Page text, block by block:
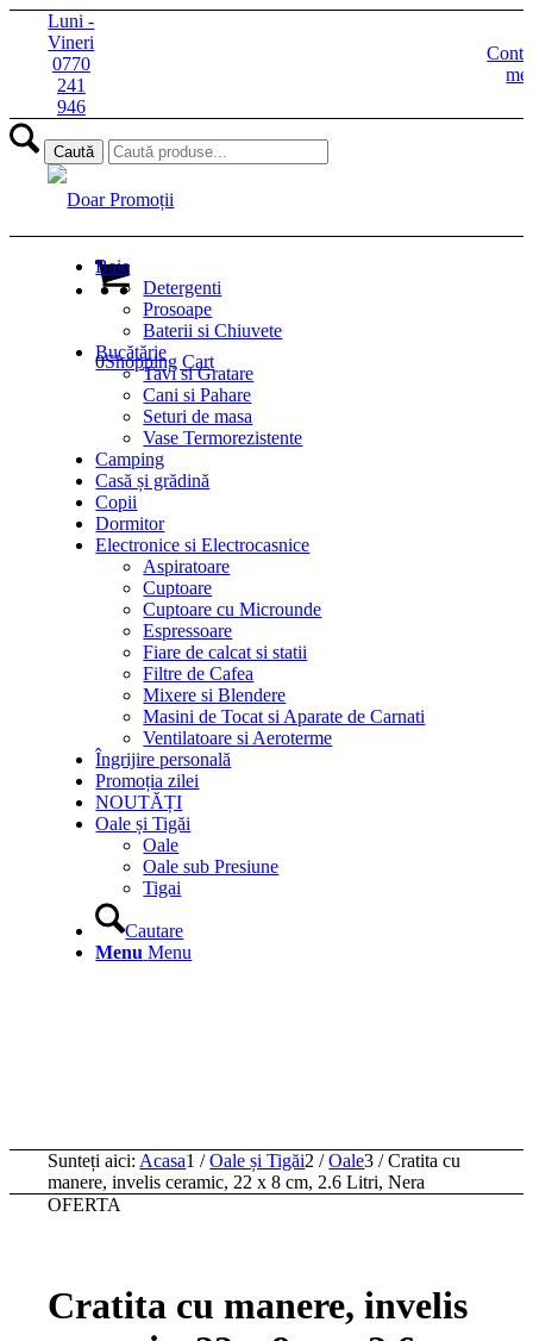
Luni -
Vineri
0770
241
946
0Shopping Cart
Baie
Detergenti
Prosoape
Baterii si Chiuvete
Bucătărie
Tavi si Gratare
Cani si Pahare
Seturi de masa
Vase Termorezistente
Camping
Casă și grădină
Copii
Dormitor
Electronice si Electrocasnice
Aspiratoare
Cuptoare
Cuptoare cu Microunde
Espressoare
Fiare de calcat si statii
Filtre de Cafea
Mixere si Blendere
Masini de Tocat si Aparate de Carnati
Ventilatoare si Aeroterme
Îngrijire personală
Promoția zilei
NOUTĂȚI
Oale și Tigăi
Oale
Oale sub Presiune
Tigai
Cautare
Menu Menu
Sunteți aici: Acasa1 / Oale și Tigăi2 / Oale3 / Cratita cu
manere, invelis ceramic, 22 x 8 cm, 2.6 Litri, Nera
OFERTA
Cratita cu manere, invelis